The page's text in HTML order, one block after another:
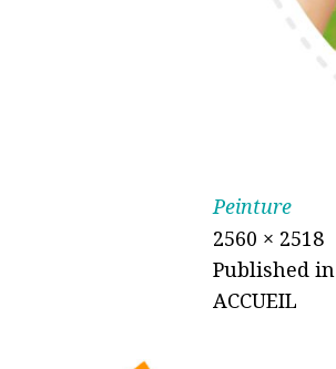
Peinture
2560 × 2518
Published in
ACCUEIL